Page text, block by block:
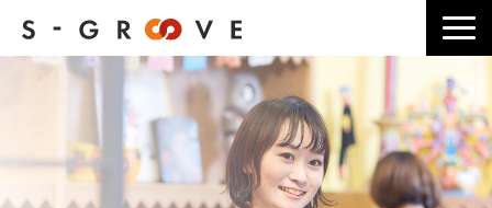
サービス一覧
選ばれる理由
導入事例一覧
ブログ記事一覧